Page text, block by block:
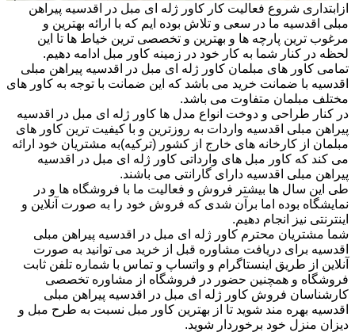
ازابتداری شروع فعالیت کار کاور ژله ای مبل در اقدسیه پیراهن
مبلی اقدسیه ما در سعی و تلاش بوده ایم که با ارائه بهترین و
مرغوب ترین پارچه ها و بهترین و تخصصی ترین خیاط ها تا این
لحظه در کنار شما به کار خود در زمینه کاور مبل ادامه دهیم.
تمامی کاور های مبلمان کاور ژله ای مبل در اقدسیه پیراهن مبلی
اقدسیه با ضمانت خرید می باشد که این ضمانت با توجه به کاور های
مختلف مبلمان متفاوت می باشد.
در کنار طراحی و دوخت انواع مدل ها کاور ژله ای مبل در اقدسیه
پیراهن مبلی اقدسیه واردات به روزترین و با کیفیت ترین کاور های
مبلمان از کارخانه های خارج از کشور (ترکیه)به مشتریان خود ارائه
می کند که کاور مبل های وارداتی کاور ژله ای مبل در اقدسیه
پیراهن مبلی اقدسیه دارای گارانتی می باشند.
طی این سال ها بیشتر فروش و فعالیت ما با فروشگاه ها و در
نمایشگاه بوده اما برآن شدی که فروش خود را به صورت آنلاین و
اینترنتی نیز انجام دهیم.
شما مشتریان محترم کاور ژله ای مبل در اقدسیه پیراهن مبلی
اقدسیه برای دریافت مشاوره قبل از خرید می توانید به صورت
آنلاین از طریق اینستاگرام و واتساپ و تماس با شماره تلفن ثابت
فروشگاه و همچنین حضور در فروشگاه از مشاوره تخصصی
کارشناسان فروش کاور ژله ای مبل در اقدسیه پیراهن مبلی
اقدسیه بهره مند شوید تا از بهترین کاور مبل نسبت به طرح مبل و
دیزان منزل خود برخوردار شوید.